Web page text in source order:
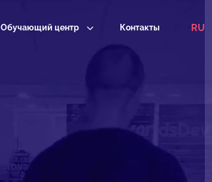
Обучающий центр Контакты RU